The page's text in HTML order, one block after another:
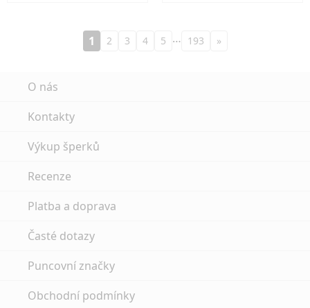
1 2 3 4 5 … 193 »
O nás
Kontakty
Výkup šperků
Recenze
Platba a doprava
Časté dotazy
Puncovní značky
Obchodní podmínky